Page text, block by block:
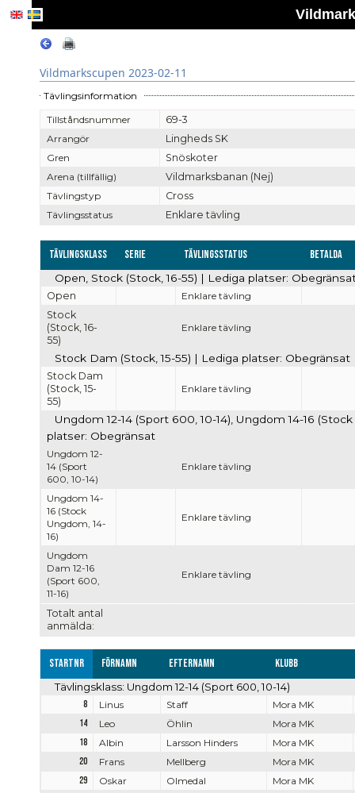
Vildmarkscupen 2023-02-11
Tävlingsinformation
Tillståndsnummer
69-3
Arrangör
Lingheds SK
Gren
Snöskoter
Arena (tillfällig)
Vildmarksbanan (Nej)
Tävlingstyp
Cross
Tävlingsstatus
Enklare tävling
Tävlingsklass Serie Tävlingsstatus Betalda
Totalt antal
anmälda:
Open, Stock (Stock, 16-55) | Lediga platser:
Open
Enklare tävling
Stock
(Stock, 16-
55)
Enklare tävling
Stock Dam (Stock, 15-55) | Lediga platser: Obegränsat
Stock Dam
(Stock, 15-
55)
Enklare tävling
Ungdom 12-14 (Sport 600, 10-14), Ungdom 14-16
platser: Obegränsat
Ungdom 12-
14 (Sport
600, 10-14)
Enklare tävling
Ungdom 14-
16 (Stock
Ungdom, 14-
16)
Enklare tävling
Ungdom
Dam 12-16
(Sport 600,
11-16)
Enklare tävling
Startnr Förnamn Efternamn Klubb
Tävlingsklass: Ungdom 12-14 (Sport 600, 10-14)
8 Linus Staff
Mora MK
14
Leo Öhlin
Mora MK
18
Albin Larsson Hinders
Mora MK
20
Frans Mellberg
Mora MK
29
Oskar Olmedal
Mora MK